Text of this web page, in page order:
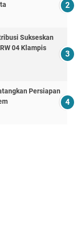
Sukseskan
04 Klampis
Persiapan